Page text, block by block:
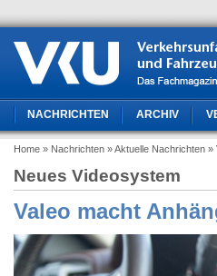
NACHRICHTEN ARCHIV
Home » Nachrichten » Aktuelle Nachrichten »
Neues Videosystem
Valeo macht